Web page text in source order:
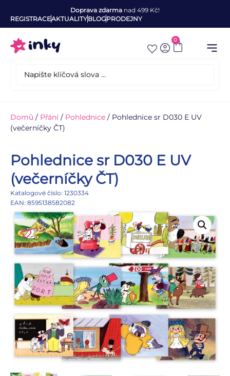
Doprava zdarma nad 499 Kč!
REGISTRACEAKTUALITYBLOGPRODEJNY
0
Domů / Přání / Pohlednice / Pohlednice sr D030 E UV
(večerníčky ČT)
Pohlednice sr D030 E UV
(večerníčky ČT)
Katalogové číslo: 1230334
EAN: 8595138582082